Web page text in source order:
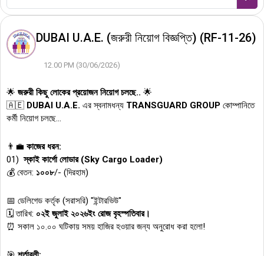
DUBAI U.A.E. (জরুরী নিয়োগ বিজ্ঞপ্তি) (RF-11-26)
12.00 PM (30/06/2026)
🌟 জরুরী কিছু লোকের প্রয়োজন নিয়োগ চলছে.. 🌟
🇦🇪 DUBAI U.A.E. এর স্বনামধন্য TRANSGUARD GROUP কোম্পানিতে
কর্মী নিয়োগ চলছে...
👨‍💼 কাজের ধরন:
01)স্কাই কার্গো লোডার (Sky Cargo Loader)
💰 বেতন: ১০০৮/- (দিরহাম)
📅 ডেলিগেড কর্তৃক (সরাসরি) "ইন্টারভিউ"
🗓️ তারিখ: ০২ই জুলাই ২০২৬ইং রোজ বৃহস্পতিবার।
⏰ সকাল ১০.০০ ঘটিকায় সময় হাজির হওয়ার জন্য অনুরোধ করা হলো!